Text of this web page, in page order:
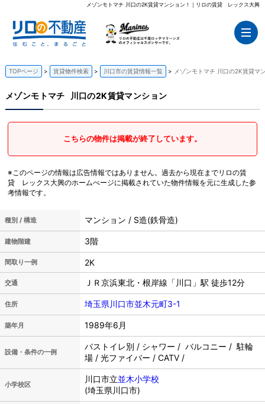
メゾンモトマチ 川口の2K賃貸マンション！｜リロの賃貸 レックス大興
TOPページ 賃貸物件検索 川口市の賃貸情報一覧 メゾンモトマチ 川口の2K賃貸マ
メゾンモトマチ 川口の2K賃貸マンション
こちらの物件は掲載が終了しています。
※このページの情報は広告情報ではありません。過去から現在までリロの賃
貸 レックス大興のホームぺージに掲載されていた物件情報を元に生成した参
考情報です。
種別 / 構造 マンション / S造(鉄骨造)
建物階建 3階
間取り一例 2K
交通 ＪＲ京浜東北・根岸線「川口」駅 徒歩12分
住所 埼玉県川口市並木元町3-1
築年月 1989年6月
設備・条件の一例
バストイレ別 / シャワー / バルコニー / 駐輪
場 / 光ファイバー / CATV /
小学校区
川口市立並木小学校
(埼玉県川口市)